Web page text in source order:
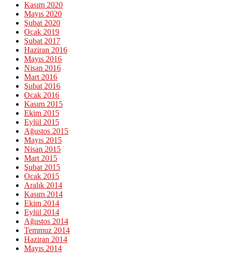
Kasım 2020
Mayıs 2020
Şubat 2020
Ocak 2019
Şubat 2017
Haziran 2016
Mayıs 2016
Nisan 2016
Mart 2016
Şubat 2016
Ocak 2016
Kasım 2015
Ekim 2015
Eylül 2015
Ağustos 2015
Mayıs 2015
Nisan 2015
Mart 2015
Şubat 2015
Ocak 2015
Aralık 2014
Kasım 2014
Ekim 2014
Eylül 2014
Ağustos 2014
Temmuz 2014
Haziran 2014
Mayıs 2014